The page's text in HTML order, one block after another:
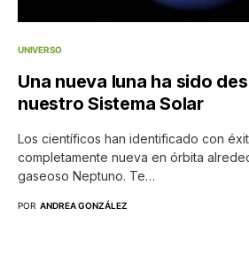
UNIVERSO
Una nueva luna ha sido
nuestro Sistema Solar
Los científicos han identificado con
completamente nueva en órbita
gaseoso Neptuno. Te…
POR ANDREA GONZÁLEZ